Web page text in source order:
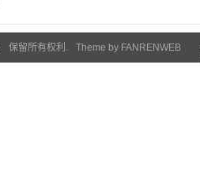
保留所有权利. Theme by FANRENWEB